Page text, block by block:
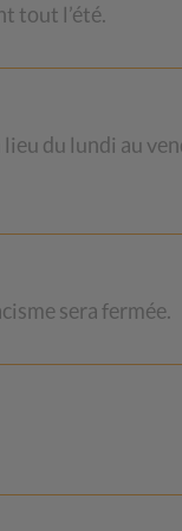
en
à
par
Merci de
tout l’été.
du lundi au
sera fermée.